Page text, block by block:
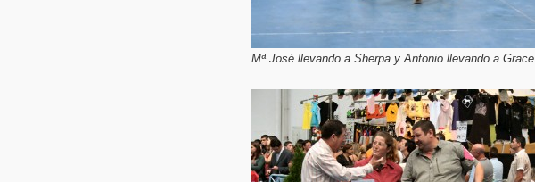
Mª José llevando a Sherpa y Antonio llevando a Grace